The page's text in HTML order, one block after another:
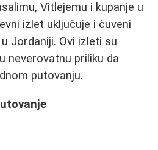
Vitlejemu i kupanje u
izlet uključuje i čuveni
Jordaniji. Ovi izleti su
neverovatnu priliku da
putovanju.